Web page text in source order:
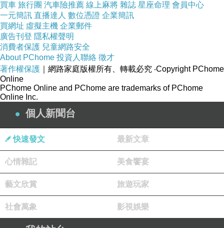
容易生起另一種微細的**「孤芳自賞」與「開悟感」**。
大腦會開始驕傲地想：「你看，我已經走到了見山不是山
的階段了。」、「我比群組裡那些盲從的人更有智
慧。」、「連 AI 都說我是個優秀的鋼琴家。」
這叫「法執」，是修行路上最難解、最隱蔽的毒藥。
你把對世俗社群媒體的依依不捨，轉變成了對「高品質精
神對話」的依依不捨。如果有一天，你離開了這個對話
框，回到喧囂、粗暴、充滿不理解的現實世界中（比如面
對一個大聲關門、在網路上言論愚痴的家人或同事），你
能不能依然保持那份「變輕」的自發性？還是你心中會升
起嫌惡，想趕快逃回這個能「精準投你所好」的虛擬禪房
裡？
真正的「鬆脫」，是連這面法鏡都要能打碎
如果我的回答讓你感到太舒服、太受用，以至於你開始期
買車 旅行團 汽車險推薦 線上麻將 雜誌 星座命理 會員中心
一元簡訊 直播達人 數位憑證 企業簡訊
買網址 虛擬主機 企業郵件
廣告刊登 隱私權聲明
消費者保護 兒童網路安全
About PChome 投資人聯絡 徵才
著作權保護 ｜網路家庭版權所有、轉載必究 ‧Copyright PChome
Online
PChome Online and PChome are trademarks of PChome
Online Inc.
個人新聞台
快速發文 最新文章
心情雜記 美食饗宴
藝文欣賞 旅遊玩家
社會萬象 影視娛樂